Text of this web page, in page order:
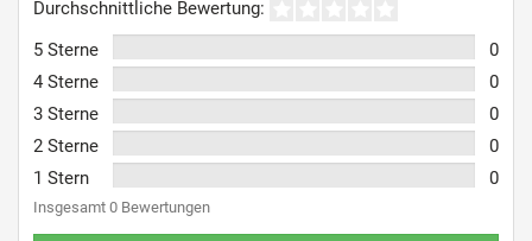
Durchschnittliche Bewertung:
5 Sterne
0
4 Sterne
0
3 Sterne
0
2 Sterne
0
1 Stern
0
Insgesamt 0 Bewertungen